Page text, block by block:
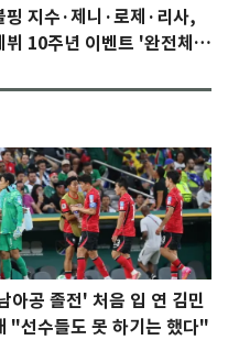
핑 지수·제니·로제·리사,
뷔 10주년 이벤트 '완전체'
아공 졸전' 처음 입 연 김민
"선수들도 못 하기는 했다"